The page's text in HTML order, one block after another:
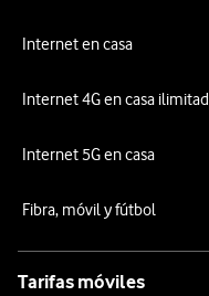
Internet en casa
Internet 4G en casa
Internet 5G en casa
Fibra, móvil y fútbol
Tarifas móviles